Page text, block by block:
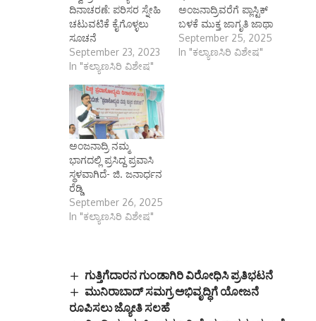
ದಿನಾಚರಣೆ: ಪರಿಸರ ಸ್ನೇಹಿ
ಚಟುವಟಿಕೆ ಕೈಗೊಳ್ಳಲು
ಸೂಚನೆ
September 23, 2023
In "ಕಲ್ಯಾಣಸಿರಿ ವಿಶೇಷ"
ಅಂಜನಾದ್ರಿವರೆಗೆ ಪ್ಲಾಸ್ಟಿಕ್
ಬಳಕೆ ಮುಕ್ತ ಜಾಗೃತಿ ಜಾಥಾ
September 25, 2025
In "ಕಲ್ಯಾಣಸಿರಿ ವಿಶೇಷ"
ಅಂಜನಾದ್ರಿ ನಮ್ಮ
ಭಾಗದಲ್ಲಿ ಪ್ರಸಿದ್ದ ಪ್ರವಾಸಿ
ಸ್ಥಳವಾಗಿದೆ- ಜಿ. ಜನಾರ್ಧನ
ರೆಡ್ಡಿ
September 26, 2025
In "ಕಲ್ಯಾಣಸಿರಿ ವಿಶೇಷ"
ಗುತ್ತಿಗೆದಾರನ ಗುಂಡಾಗಿರಿ ವಿರೋಧಿಸಿ ಪ್ರತಿಭಟನೆ
ಮುನಿರಾಬಾದ್ ಸಮಗ್ರ ಅಭಿವೃದ್ಧಿಗೆ ಯೋಜನೆ
ರೂಪಿಸಲು ಜ್ಯೋತಿ ಸಲಹೆ